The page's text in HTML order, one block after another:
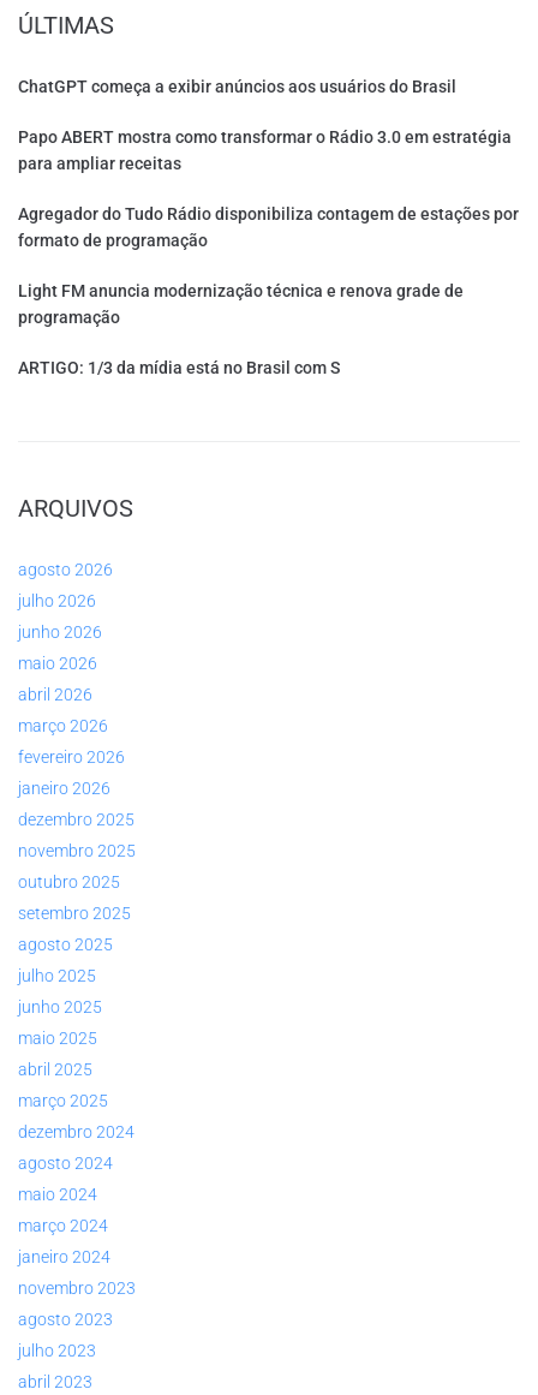
ÚLTIMAS
ChatGPT começa a exibir anúncios aos usuários do Brasil
Papo ABERT mostra como transformar o Rádio 3.0 em estratégia
para ampliar receitas
Agregador do Tudo Rádio disponibiliza contagem de estações por
formato de programação
Light FM anuncia modernização técnica e renova grade de
programação
ARTIGO: 1/3 da mídia está no Brasil com S
ARQUIVOS
agosto 2026
julho 2026
junho 2026
maio 2026
abril 2026
março 2026
fevereiro 2026
janeiro 2026
dezembro 2025
novembro 2025
outubro 2025
setembro 2025
agosto 2025
julho 2025
junho 2025
maio 2025
abril 2025
março 2025
dezembro 2024
agosto 2024
maio 2024
março 2024
janeiro 2024
novembro 2023
agosto 2023
julho 2023
abril 2023